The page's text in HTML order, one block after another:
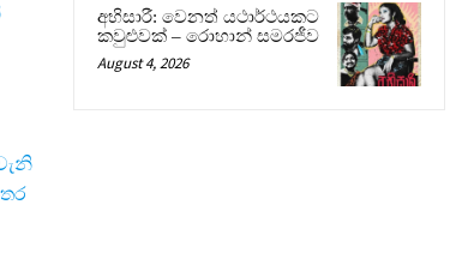
අභිසාරී: වෙනත් යථාර්ථයකට
කවුළුවක් – රොහාන් සමරජීව
August 4, 2026